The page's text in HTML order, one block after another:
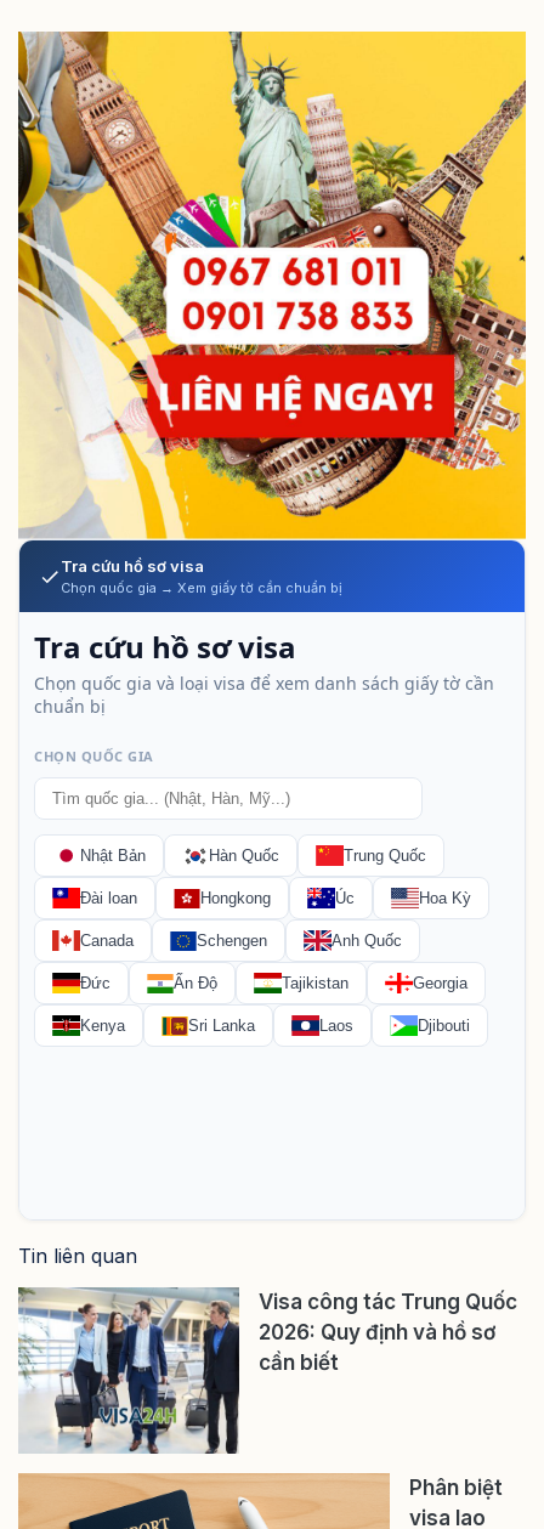
Tra cứu hồ sơ visa
Chọn quốc gia → Xem giấy tờ cần chuẩn bị
Tin liên quan
Visa công tác Trung Quốc
2026: Quy định và hồ sơ
cần biết
Phân biệt
visa lao